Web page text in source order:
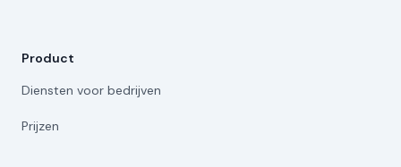
Product
Diensten voor bedrijven
Prijzen